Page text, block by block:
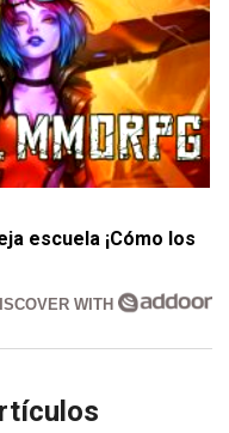
escuela ¡Cómo los
WITH